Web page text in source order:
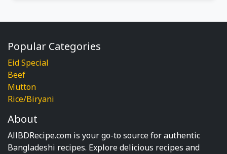
Popular Categories
Eid Special
Beef
Mutton
Rice/Biryani
About
AllBDRecipe.com is your go-to source for authentic
Bangladeshi recipes. Explore delicious recipes and